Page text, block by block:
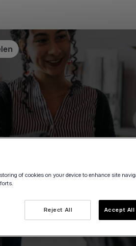
of cookies on your device to enhance site
Reject All Accept All